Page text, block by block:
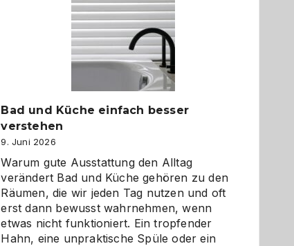
Bad und Küche einfach besser
verstehen
9. Juni 2026
Warum gute Ausstattung den Alltag
verändert Bad und Küche gehören zu den
Räumen, die wir jeden Tag nutzen und oft
erst dann bewusst wahrnehmen, wenn
etwas nicht funktioniert. Ein tropfender
Hahn, eine unpraktische Spüle oder ein